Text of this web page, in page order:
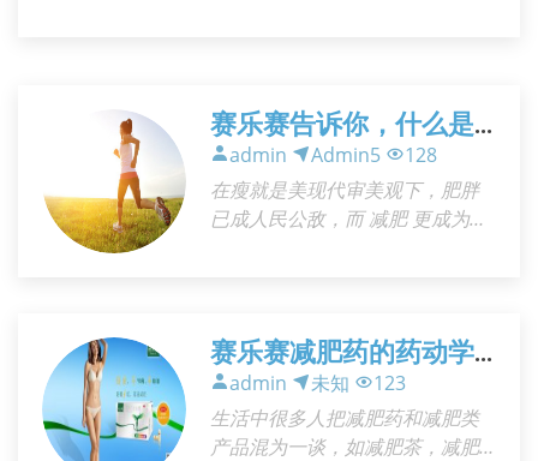
赛乐赛告诉你，什么是
有效的减肥方法
admin Admin5
128
在瘦就是美现代审美观下，肥胖
已成人民公敌，而 减肥 更成为当
种减肥方法才是最有效的呢?下面
赛乐赛减肥药的药动学
原理及安全性
admin 未知
123
生活中很多人把减肥药和减肥类
产品混为一谈，如减肥茶，减肥